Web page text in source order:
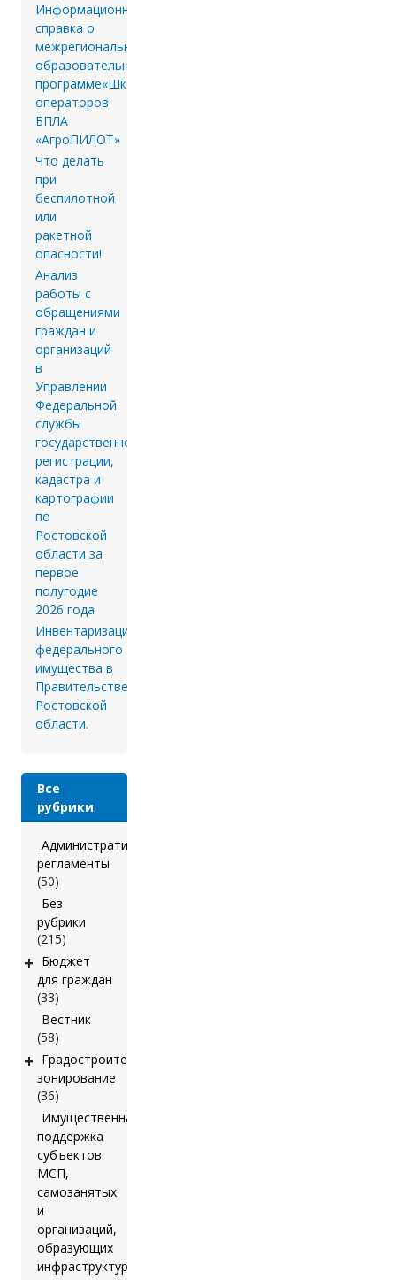
Информационная
справка о
межрегиональной
образовательной
программе«Школа
операторов
БПЛА
«АгроПИЛОТ»
Что делать
при
беспилотной
или
ракетной
опасности!
Анализ
работы с
обращениями
граждан и
организаций
в
Управлении
Федеральной
службы
государственной
регистрации,
кадастра и
картографии
по
Ростовской
области за
первое
полугодие
2026 года
Инвентаризации
федерального
имущества в
Правительстве
Ростовской
области.
Все
рубрики
Административные
регламенты
(50)
Без
рубрики
(215)
+ Бюджет
для граждан
(33)
Вестник
(58)
+ Градостроительное
зонирование
(36)
Имущественная
поддержка
субъектов
МСП,
самозанятых
и
организаций,
образующих
инфраструктуру